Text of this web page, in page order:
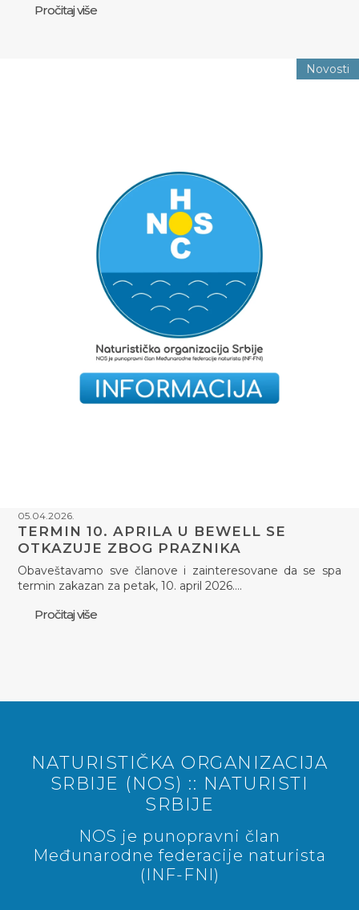
Pročitaj više
Novosti
05.04.2026.
TERMIN 10. APRILA U BEWELL SE
OTKAZUJE ZBOG PRAZNIKA
Obaveštavamo sve članove i zainteresovane da se spa
termin zakazan za petak, 10. april 2026.…
Pročitaj više
NATURISTIČKA ORGANIZACIJA
SRBIJE (NOS) :: NATURISTI
SRBIJE
NOS je punopravni član
Međunarodne federacije naturista
(INF-FNI)